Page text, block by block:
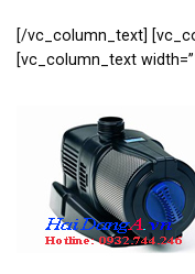
[/vc_column_text]
[vc_column_text